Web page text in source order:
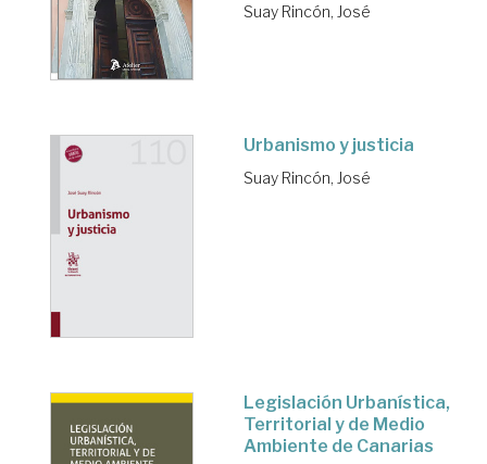
Suay Rincón, José
Urbanismo y justicia
Suay Rincón, José
Legislación Urbanística,
Territorial y de Medio
Ambiente de Canarias